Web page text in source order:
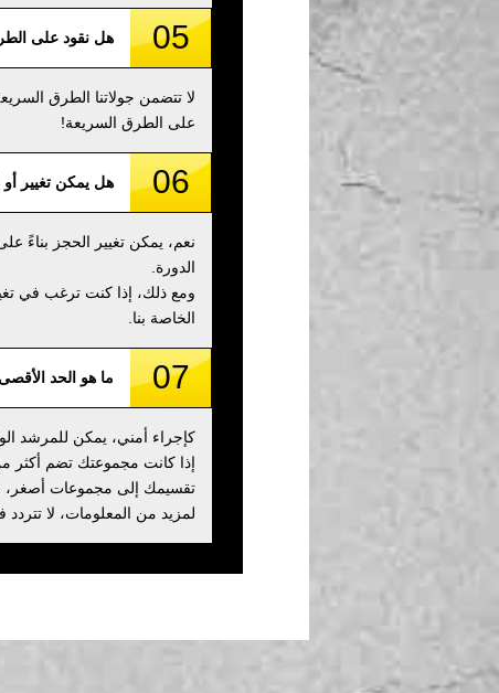
05 هل نقود على
لا تتضمن جولاتنا الطرق
على الطرق السريعة!
06 هل يمكن تغيير أو
نعم، يمكن تغيير الحجز بناءً
الدورة.
الخاصة بنا.
07 ما هو الحد
كإجراء أمني، يمكن للمرشد الواحد
تقسيمك إلى مجموعات أصغر،
لمزيد من المعلومات، لا